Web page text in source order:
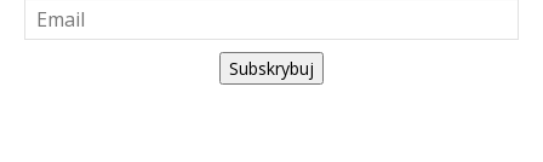
Subskrybuj